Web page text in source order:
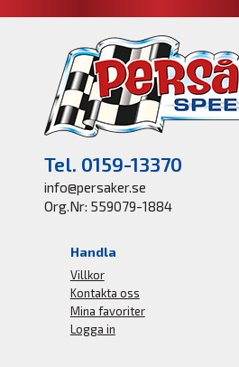
Tel. 0159-13370
info@persaker.se
Org.Nr: 559079-1884
Handla
Villkor
Kontakta oss
Mina favoriter
Logga in